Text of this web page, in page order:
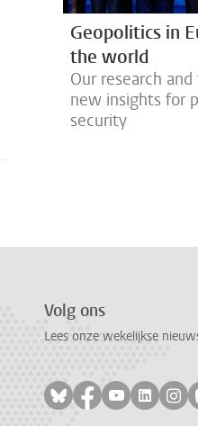
Geopolitics in
the world
Our research
new insights for
security
Volg ons
Lees onze wekelijkse
Volg ons op
Volg ons op
Volg ons
Volg